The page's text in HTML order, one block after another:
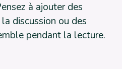
à ajouter des
discussion ou des
pendant la lecture.